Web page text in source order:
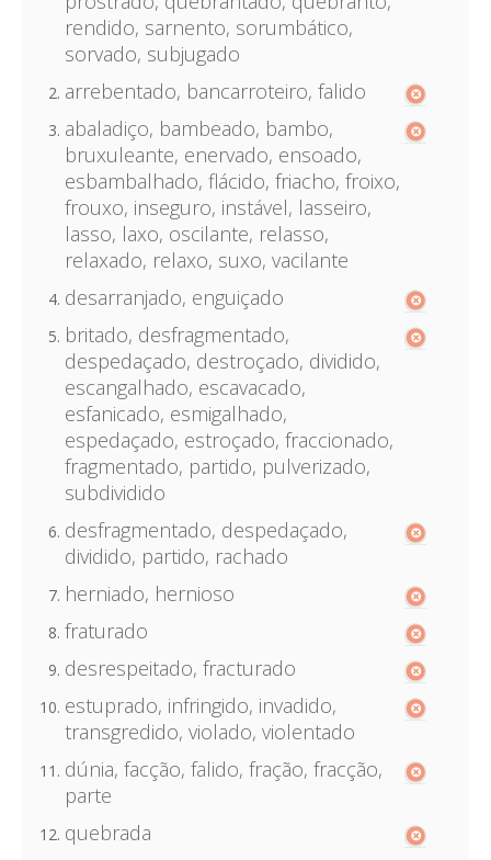
rendido, sarnento, sorumbático,
sorvado, subjugado
arrebentado, bancarroteiro, falido
abaladiço, bambeado, bambo,
bruxuleante, enervado, ensoado,
esbambalhado, flácido, friacho, froixo,
frouxo, inseguro, instável, lasseiro,
lasso, laxo, oscilante, relasso,
relaxado, relaxo, suxo, vacilante
desarranjado, enguiçado
britado, desfragmentado,
despedaçado, destroçado, dividido,
escangalhado, escavacado,
esfanicado, esmigalhado,
espedaçado, estroçado, fraccionado,
fragmentado, partido, pulverizado,
subdividido
desfragmentado, despedaçado,
dividido, partido, rachado
herniado, hernioso
fraturado
desrespeitado, fracturado
estuprado, infringido, invadido,
transgredido, violado, violentado
dúnia, facção, falido, fração, fracção,
parte
quebrada